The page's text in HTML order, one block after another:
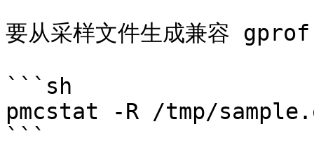
要从采样文件生成兼容
```sh
pmcstat -R /tmp/
```